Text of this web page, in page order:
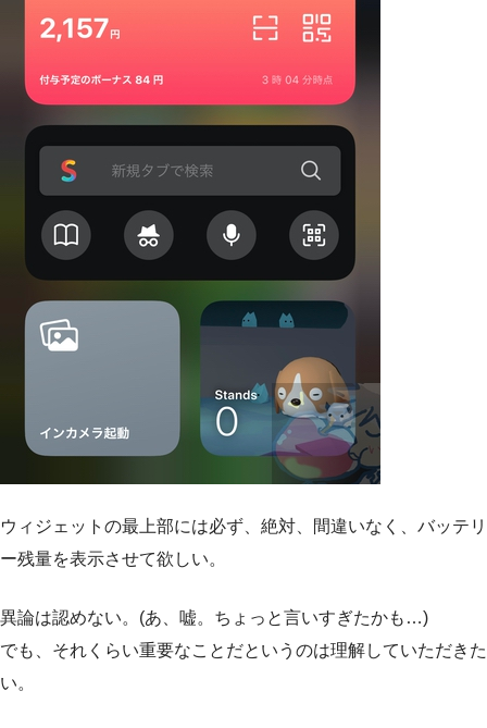
ウィジェットの最上部には必ず、絶対、間違いなく、バッテリ
ー残量を表示させて欲しい。
異論は認めない。(あ、嘘。ちょっと言いすぎたかも…)
でも、それくらい重要なことだというのは理解していただきた
い。